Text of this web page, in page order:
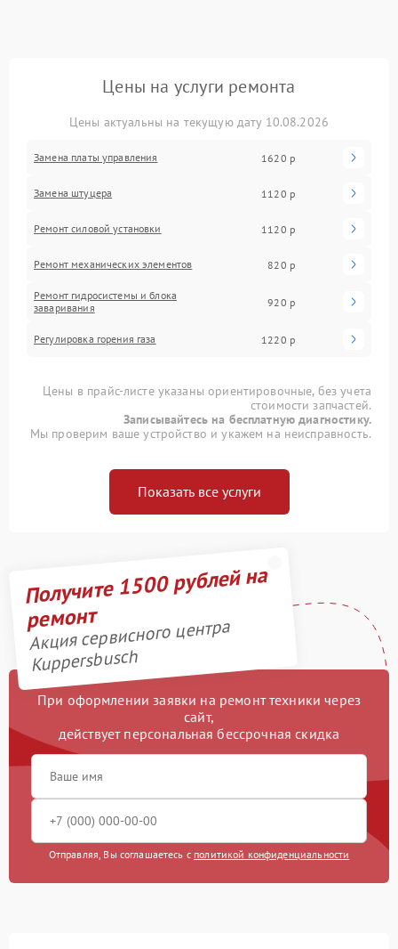
Цены на услуги ремонта
Цены актуальны на текущую дату 10.08.2026
Замена платы управления 1620 р
Замена штуцера 1120 р
Ремонт силовой установки 1120 р
Ремонт механических элементов 820 р
Ремонт гидросистемы и блока
заваривания
920 р
Регулировка горения газа 1220 р
Цены в прайс-листе указаны ориентировочные, без учета
стоимости запчастей.
Записывайтесь на бесплатную диагностику.
Мы проверим ваше устройство и укажем на неисправность.
Показать все услуги
Получите 1500 рублей на
ремонт
Акция сервисного центра
Kuppersbusch
При оформлении заявки на ремонт техники через
сайт,
действует персональная бессрочная скидка
Отправляя, Вы соглашаетесь с политикой конфиденциальности